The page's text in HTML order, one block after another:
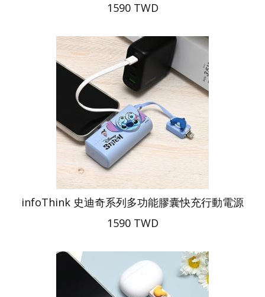
1590 TWD
infoThink 史迪奇系列多功能膠囊快充行動電源
1590 TWD